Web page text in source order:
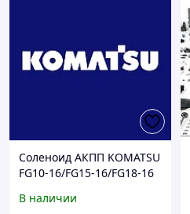
Соленоид АКПП KOMATSU
FG10-16/FG15-16/FG18-16
В наличии